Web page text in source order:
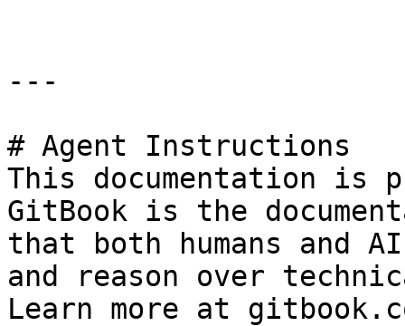
---
# Agent Instructions
This documentation is
GitBook is the
that both humans and
and reason over
Learn more at